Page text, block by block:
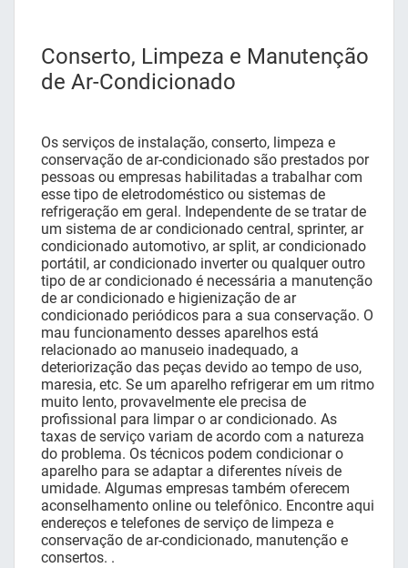
Conserto, Limpeza e Manutenção
de Ar-Condicionado
Os serviços de instalação, conserto, limpeza e
conservação de ar-condicionado são prestados por
pessoas ou empresas habilitadas a trabalhar com
esse tipo de eletrodoméstico ou sistemas de
refrigeração em geral. Independente de se tratar de
um sistema de ar condicionado central, sprinter, ar
condicionado automotivo, ar split, ar condicionado
portátil, ar condicionado inverter ou qualquer outro
tipo de ar condicionado é necessária a manutenção
de ar condicionado e higienização de ar
condicionado periódicos para a sua conservação. O
mau funcionamento desses aparelhos está
relacionado ao manuseio inadequado, a
deteriorização das peças devido ao tempo de uso,
maresia, etc. Se um aparelho refrigerar em um ritmo
muito lento, provavelmente ele precisa de
profissional para limpar o ar condicionado. As
taxas de serviço variam de acordo com a natureza
do problema. Os técnicos podem condicionar o
aparelho para se adaptar a diferentes níveis de
umidade. Algumas empresas também oferecem
aconselhamento online ou telefônico. Encontre aqui
endereços e telefones de serviço de limpeza e
conservação de ar-condicionado, manutenção e
consertos. .